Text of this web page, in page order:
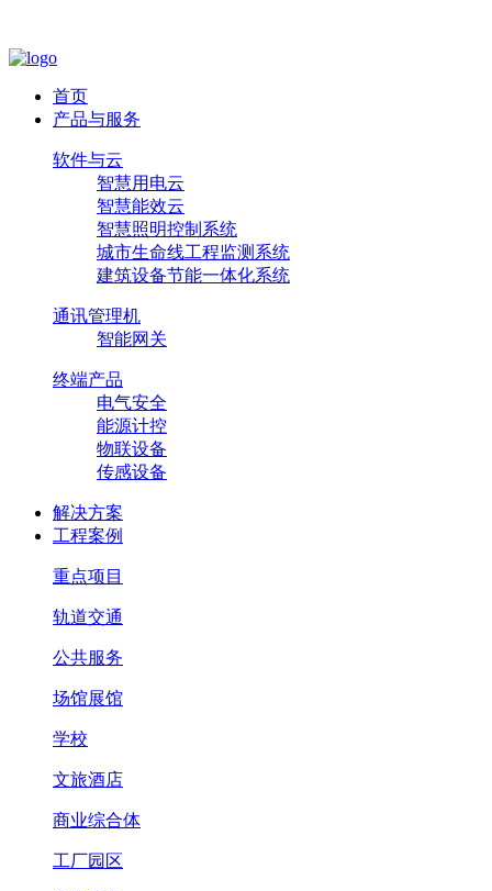
首页
产品与服务
软件与云
智慧用电云
智慧能效云
智慧照明控制系统
城市生命线工程监测系统
建筑设备节能一体化系统
通讯管理机
智能网关
终端产品
电气安全
能源计控
物联设备
传感设备
解决方案
工程案例
重点项目
轨道交通
公共服务
场馆展馆
学校
文旅酒店
商业综合体
工厂园区